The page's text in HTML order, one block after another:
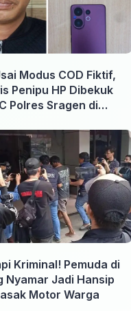
Modus COD Fiktif,
Penipu HP Dibekuk
Polres Sragen di
Kriminal! Pemuda di
Nyamar Jadi Hansip
Motor Warga